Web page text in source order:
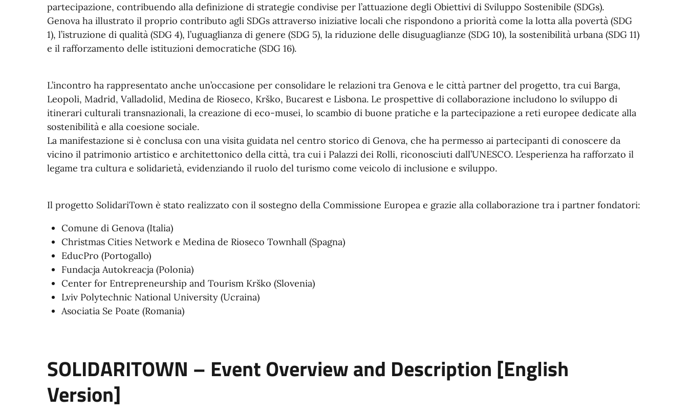
partecipazione, contribuendo alla definizione di strategie condivise per l’attuazione degli Obiettivi di Sviluppo Sostenibile (SDGs).
Genova ha illustrato il proprio contributo agli SDGs attraverso iniziative locali che rispondono a priorità come la lotta alla povertà (SDG
1), l’istruzione di qualità (SDG 4), l’uguaglianza di genere (SDG 5), la riduzione delle disuguaglianze (SDG 10), la sostenibilità urbana (SDG 11)
e il rafforzamento delle istituzioni democratiche (SDG 16).
L’incontro ha rappresentato anche un’occasione per consolidare le relazioni tra Genova e le città partner del progetto, tra cui Barga,
Leopoli, Madrid, Valladolid, Medina de Rioseco, Krško, Bucarest e Lisbona. Le prospettive di collaborazione includono lo sviluppo di
itinerari culturali transnazionali, la creazione di eco-musei, lo scambio di buone pratiche e la partecipazione a reti europee dedicate alla
sostenibilità e alla coesione sociale.
La manifestazione si è conclusa con una visita guidata nel centro storico di Genova, che ha permesso ai partecipanti di conoscere da
vicino il patrimonio artistico e architettonico della città, tra cui i Palazzi dei Rolli, riconosciuti dall’UNESCO. L’esperienza ha rafforzato il
legame tra cultura e solidarietà, evidenziando il ruolo del turismo come veicolo di inclusione e sviluppo.
Il progetto SolidariTown è stato realizzato con il sostegno della Commissione Europea e grazie alla collaborazione tra i partner fondatori:
Comune di Genova (Italia)
Christmas Cities Network e Medina de Rioseco Townhall (Spagna)
EducPro (Portogallo)
Fundacja Autokreacja (Polonia)
Center for Entrepreneurship and Tourism Krško (Slovenia)
Lviv Polytechnic National University (Ucraina)
Asociatia Se Poate (Romania)
SOLIDARITOWN – Event Overview and Description [English
Version]